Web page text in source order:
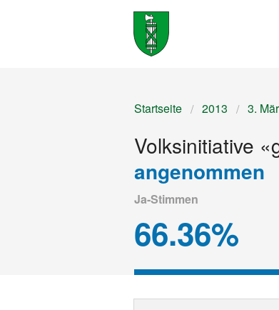
Startseite 2013 3.
Volksinitiative
angenommen
Ja-Stimmen
66.36%